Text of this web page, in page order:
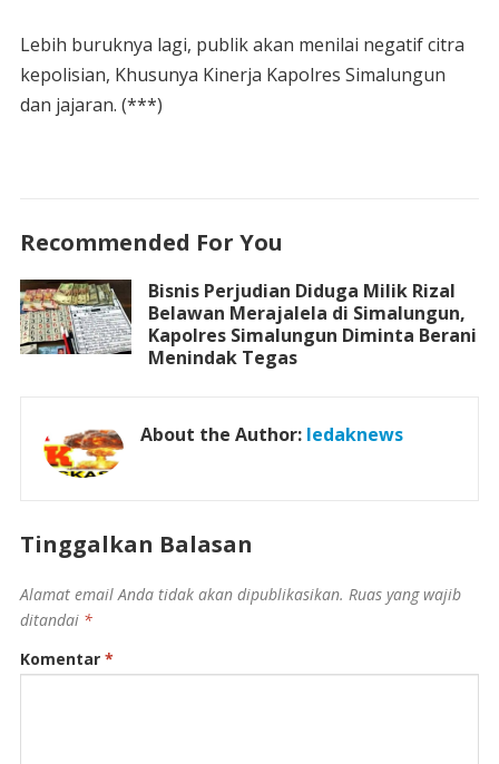
Lebih buruknya lagi, publik akan menilai negatif citra
kepolisian, Khusunya Kinerja Kapolres Simalungun
dan jajaran. (***)
Recommended For You
Bisnis Perjudian Diduga Milik Rizal
Belawan Merajalela di Simalungun,
Kapolres Simalungun Diminta Berani
Menindak Tegas
About the Author: ledaknews
Tinggalkan Balasan
Alamat email Anda tidak akan dipublikasikan. Ruas yang wajib
ditandai *
Komentar *